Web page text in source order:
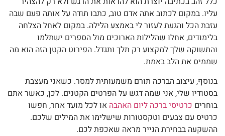
עליו. במקום לכתוב אתה אדם טוב, כתבו תודה על אותה פעם שבה
עזבת הכל והגעת לעזור לי באמצע הלילה. במקום לאחל הצלחה
בלימודים, אחלו שהלילות הארוכים מול הספרים ישתלמו
והתשוקה שלך למקצוע רק תלך ותגדל. הפירוט הקטן הזה הוא מה
שממיס את הלב באמת.
בנוסף, עיצוב הברכה תורם משמעותית למסר. כשאני מעצבת
בסטודיו שלי, אני שמה דגש על הפרטים הקטנים. לכן, כאשר אתם
בוחרים כרטיסי ברכה ליום האהבה או לכל מועד אחר, חפשו
כרטיס עם צבעים וטקסטורות שישלימו את המילים שלכם.
ההשקעה בבחירת הנייר מראה שאכפת לכם.